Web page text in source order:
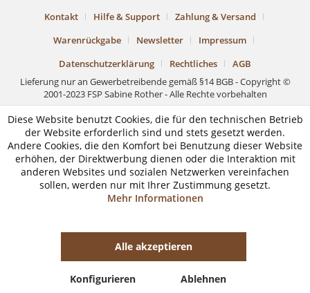
Kontakt Hilfe & Support
Zahlung & Versand
Warenrückgabe
Newsletter
Impressum
Datenschutzerklärung
Rechtliches
AGB
Lieferung nur an Gewerbetreibende gemäß §14 BGB - Copyright ©
2001-2023 FSP Sabine Rother - Alle Rechte vorbehalten
Diese Website benutzt Cookies, die für den technischen Betrieb
der Website erforderlich sind und stets gesetzt werden.
Andere Cookies, die den Komfort bei Benutzung dieser Website
erhöhen, der Direktwerbung dienen oder die Interaktion mit
anderen Websites und sozialen Netzwerken vereinfachen
sollen, werden nur mit Ihrer Zustimmung gesetzt.
Mehr Informationen
Ablehnen
Alle akzeptieren
Konfigurieren